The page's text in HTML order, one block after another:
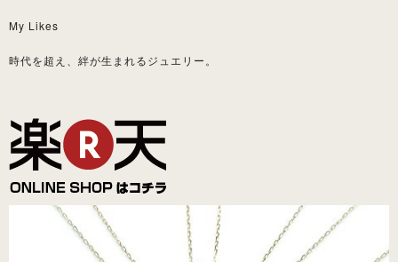
My Likes
時代を超え、絆が生まれるジュエリー。